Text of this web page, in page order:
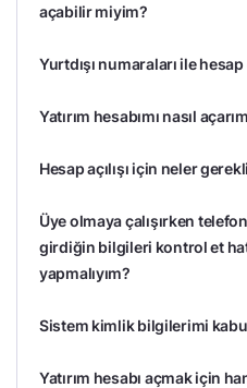
açabilir miyim?
Yurtdışı numaraları ile
Yatırım hesabımı nasıl
Hesap açılışı için neler
Üye olmaya çalışırken
girdiğin bilgileri kontrol et
yapmalıyım?
Sistem kimlik bilgilerimi
Yatırım hesabı açmak için